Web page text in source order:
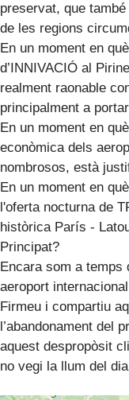
preservat, que
de les regions
En un moment en
d’INNIVACIÓ al
realment raonable
principalment a
En un moment en
econòmica dels
nombrosos, està
En un moment en
l'oferta nocturna de
històrica París -
Principat?
Encara som a temps
aeroport
Firmeu i compartiu
l’abandonament del
aquest despropòsit
no vegi la llum del